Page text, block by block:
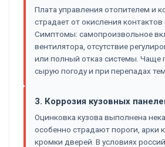
Плата управления отопителем и
страдает от окисления
Симптомы: самопроизвольное
вентилятора, отсутствие
или полный отказ системы. Чаще
сырую погоду и при перепадах
3. Коррозия кузовных
Оцинковка кузова выполнена
особенно страдают пороги, арки
кромки дверей. В условиях